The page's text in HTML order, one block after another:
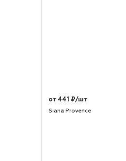
от 441 ₽/шт
Siana Provence